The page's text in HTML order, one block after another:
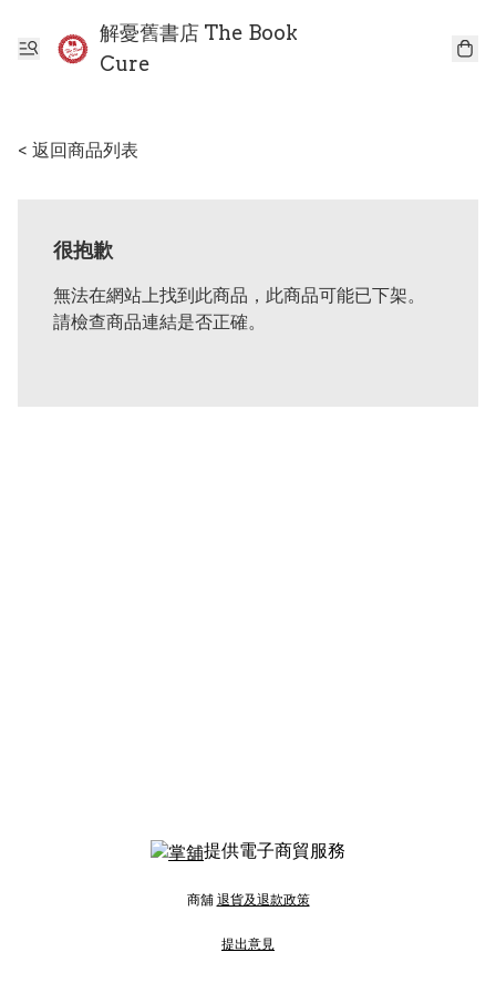
解憂舊書店 The Book
Cure
< 返回商品列表
很抱歉
無法在網站上找到此商品，此商品可能已下架。
請檢查商品連結是否正確。
提供電子商貿服務
商舖 退貨及退款政策
提出意見